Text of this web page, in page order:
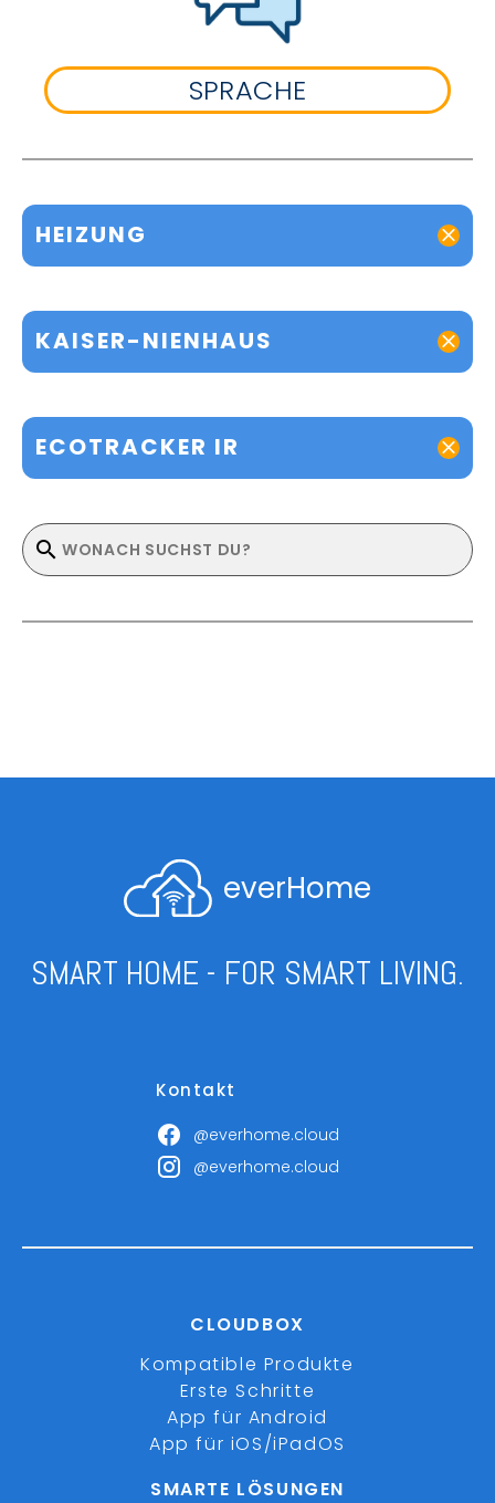
SPRACHE
HEIZUNG
KAISER-NIENHAUS
ECOTRACKER IR
everHome
SMART HOME - FOR SMART LIVING.
Kontakt
@everhome.cloud
@everhome.cloud
CLOUDBOX
Kompatible Produkte
Erste Schritte
App für Android
App für iOS/iPadOS
SMARTE LÖSUNGEN